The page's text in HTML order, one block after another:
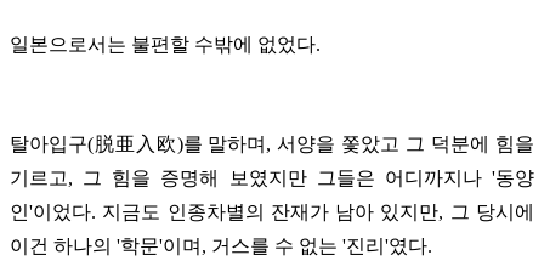
일본으로서는 불편할 수밖에 없었다.
탈아입구(脱亜入欧)를 말하며, 서양을 쫓았고 그 덕분에 힘을
기르고, 그 힘을 증명해 보였지만 그들은 어디까지나 '동양
인'이었다. 지금도 인종차별의 잔재가 남아 있지만, 그 당시에
이건 하나의 '학문'이며, 거스를 수 없는 '진리'였다.